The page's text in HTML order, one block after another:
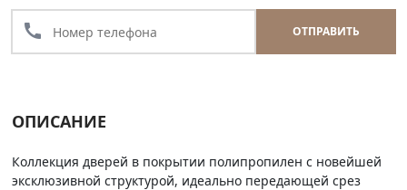
call ОТПРАВИТЬ
ОПИСАНИЕ
Коллекция дверей в покрытии полипропилен с новейшей
эксклюзивной структурой, идеально передающей срез